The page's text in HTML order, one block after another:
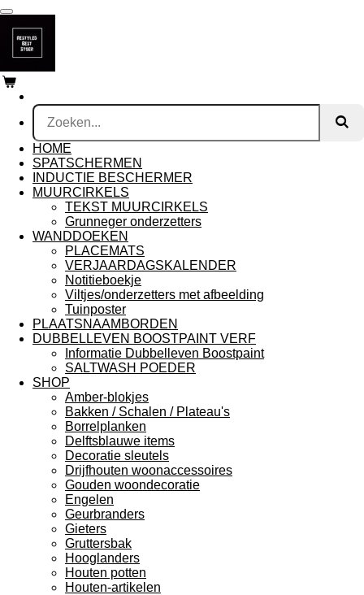
Ga
direct
naar
de
hoofdinhoud
HOME
SPATSCHERMEN
INDUCTIE BESCHERMER
MUURCIRKELS
TEKST MUURCIRKELS
Grunneger onderzetters
WANDDOEKEN
PLACEMATS
VERJAARDAGSKALENDER
Notitieboekje
Viltjes/onderzetters met afbeelding
Tuinposter
PLAATSNAAMBORDEN
DUBBELLEVEN BOOSTPAINT VERF
Informatie Dubbelleven Boostpaint
SALTWASH POEDER
SHOP
Amber-blokjes
Bakken / Schalen / Plateau's
Borrelplanken
Delftsblauwe items
Decoratie sleutels
Drijfhouten woonaccessoires
Gouden woondecoratie
Engelen
Geurbranders
Gieters
Gruttersbak
Hooglanders
Houten potten
Houten-artikelen